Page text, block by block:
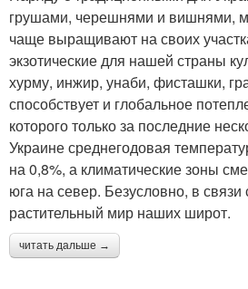
грушами, черешнями и вишнями,
чаще выращивают на своих
экзотические для нашей страны
хурму, инжир, унаби, фисташки,
способствует и глобальное
которого только за последние
Украине среднегодовая
на 0,8%, а климатические зоны
юга на север. Безусловно, в связи
растительный мир наших широт.
читать дальше →